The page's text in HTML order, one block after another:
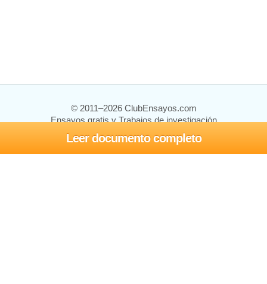
Leer documento completo
© 2011–2026 ClubEnsayos.com
Ensayos gratis y Trabajos de investigación